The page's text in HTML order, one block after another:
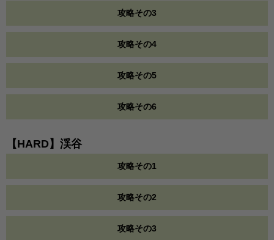
攻略その3
攻略その4
攻略その5
攻略その6
【HARD】渓谷
攻略その1
攻略その2
攻略その3